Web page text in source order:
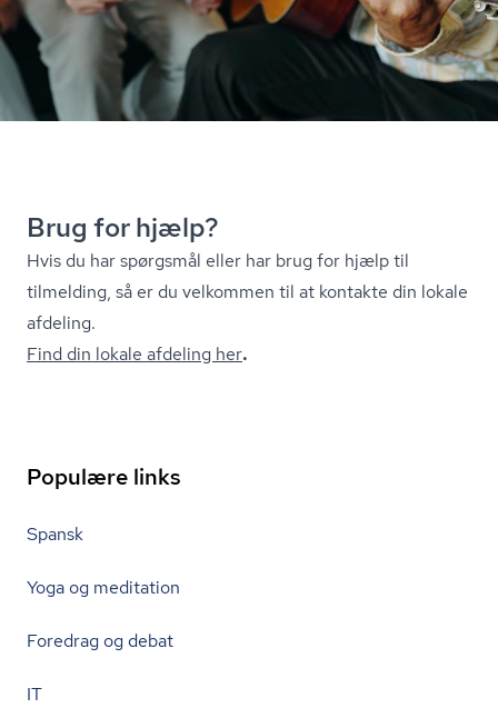
Brug for hjælp?
Hvis du har spørgsmål eller har brug for hjælp til
tilmelding, så er du velkommen til at kontakte din lokale
afdeling.
Find din lokale afdeling her.
Populære links
Spansk
Yoga og meditation
Foredrag og debat
IT